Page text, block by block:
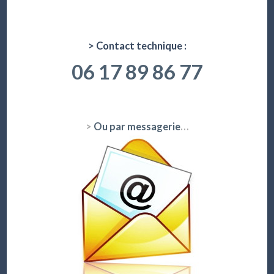
> Contact technique :
06 17 89 86 77
> Ou par messagerie…